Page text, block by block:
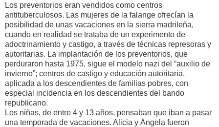
Los preventorios eran vendidos como centros
antituberculosos. Las mujeres de la falange ofrecían la
posibilidad de unas vacaciones en la sierra madrileña,
cuando en realidad se trataba de un experimento de
adoctrinamiento y castigo, a través de técnicas represoras y
autoritarias. La implantación de los preventorios, que
perduraron hasta 1975, sigue el modelo nazi del “auxilio de
invierno”; centros de castigo y educación autoritaria,
aplicada a los descendientes de familias pobres, con
especial incidencia en los descendientes del bando
republicano.
Los niñas, de entre 4 y 13 años, pensaban que iban a pasar
una temporada de vacaciones. Alicia y Ángela fueron